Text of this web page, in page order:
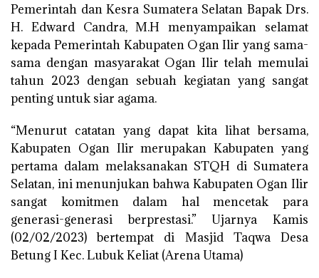
Pemerintah dan Kesra Sumatera Selatan Bapak Drs.
H. Edward Candra, M.H menyampaikan selamat
kepada Pemerintah Kabupaten Ogan Ilir yang sama-
sama dengan masyarakat Ogan Ilir telah memulai
tahun 2023 dengan sebuah kegiatan yang sangat
penting untuk siar agama.
“Menurut catatan yang dapat kita lihat bersama,
Kabupaten Ogan Ilir merupakan Kabupaten yang
pertama dalam melaksanakan STQH di Sumatera
Selatan, ini menunjukan bahwa Kabupaten Ogan Ilir
sangat komitmen dalam hal mencetak para
generasi-generasi berprestasi.” Ujarnya Kamis
(02/02/2023) bertempat di Masjid Taqwa Desa
Betung I Kec. Lubuk Keliat (Arena Utama)